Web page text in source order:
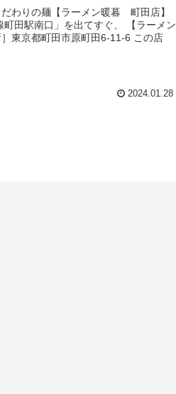
わりの麺【ラーメン暖暮 町田店】
田駅南口」を出てすぐ、 【ラーメン
京都町田市原町田6‐11‐6 この店
2024.01.28